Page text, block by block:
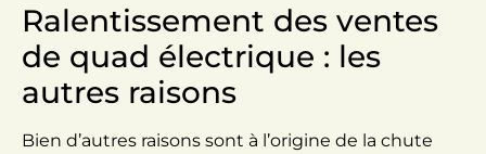
Ralentissement des ventes
de quad électrique : les
autres raisons
Bien d’autres raisons sont à l’origine de la chute